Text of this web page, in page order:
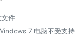
文件
7 电脑不受支持